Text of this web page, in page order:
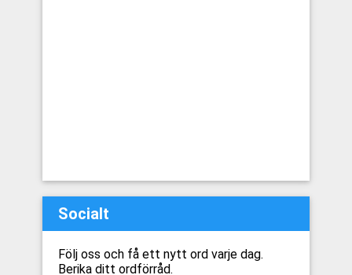
Socialt
Följ oss och få ett nytt ord varje dag.
Berika ditt ordförråd.